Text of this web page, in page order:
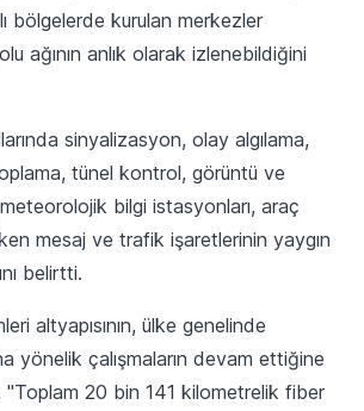
bölgelerde kurulan merkezler
ağının anlık olarak izlenebildiğini
sinyalizasyon, olay algılama,
tünel kontrol, görüntü ve
bilgi istasyonları, araç
mesaj ve trafik işaretlerinin yaygın
belirtti.
altyapısının, ülke genelinde
yönelik çalışmaların devam ettiğine
"Toplam 20 bin 141 kilometrelik fiber